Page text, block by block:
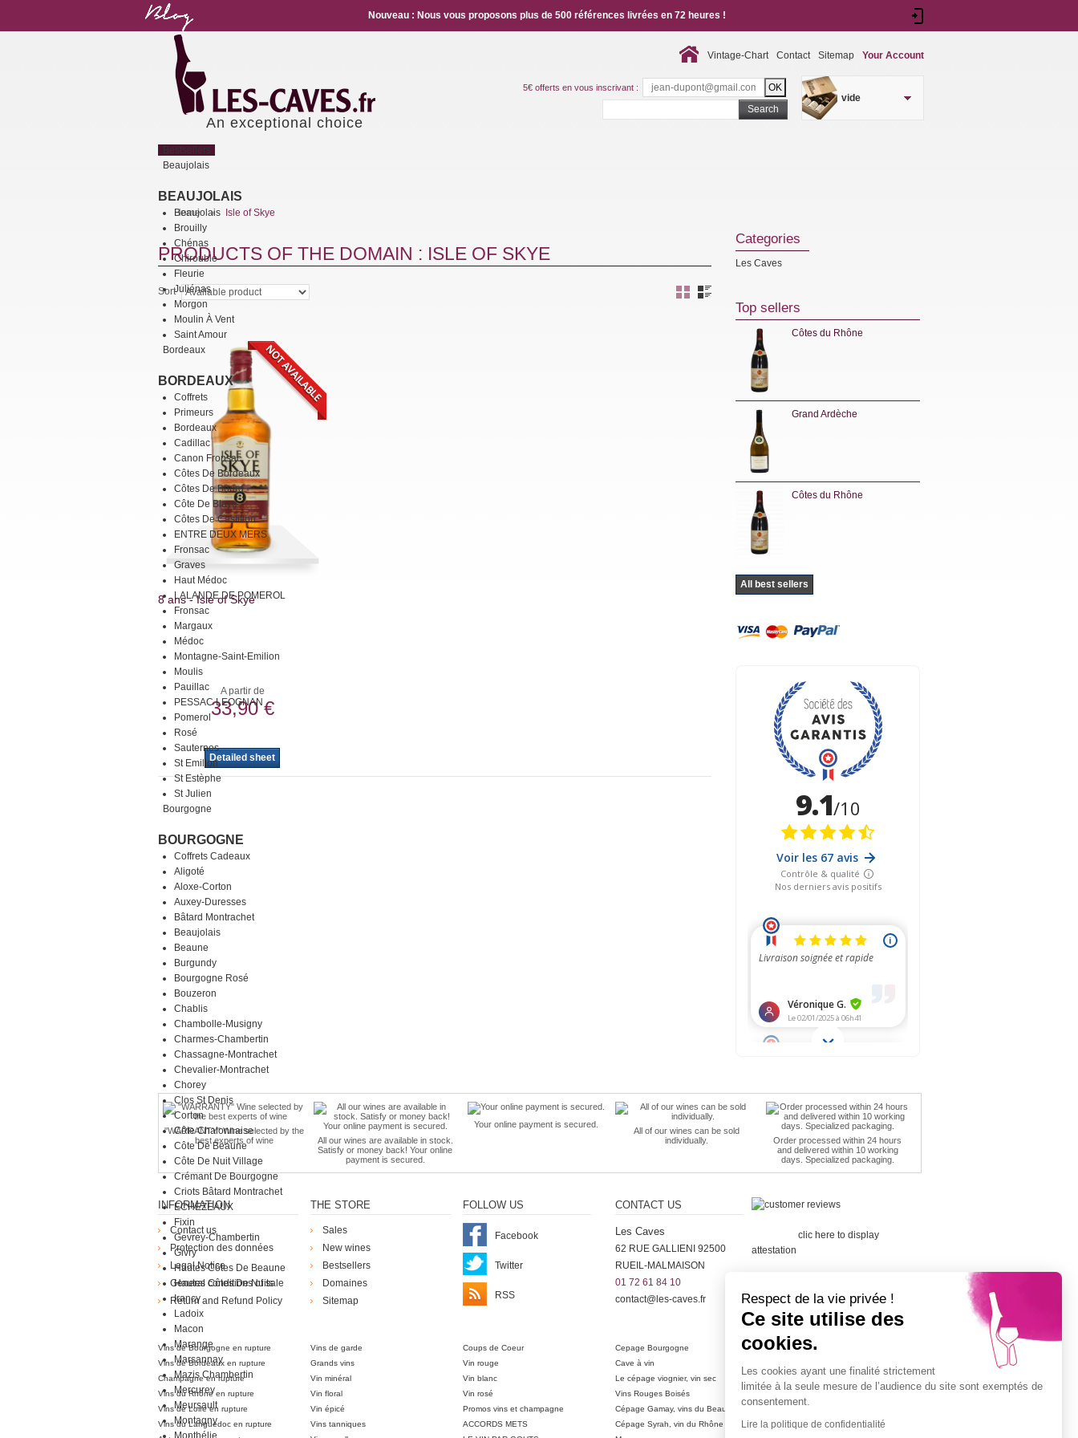
An exceptional choice
Bestsellers
Beaujolais
BEAUJOLAIS
Beaujolais
Brouilly
Chénas
Chirouble
Fleurie
Juliénas
Morgon
Moulin À Vent
Saint Amour
Bordeaux
BORDEAUX
Coffrets
Primeurs
Bordeaux
Cadillac
Canon Fronsac
Côtes De Bordeaux
Côtes De Bourg
Côte De Blaye
Côtes De Castillon
ENTRE DEUX MERS
Fronsac
Graves
Haut Médoc
LALANDE DE POMEROL
Fronsac
Margaux
Médoc
Montagne-Saint-Emilion
Moulis
Pauillac
PESSAC LEOGNAN
Pomerol
Rosé
Sauternes
St Emilion
St Estèphe
St Julien
Bourgogne
BOURGOGNE
Coffrets Cadeaux
Aligoté
Aloxe-Corton
Auxey-Duresses
Bâtard Montrachet
Beaujolais
Beaune
Burgundy
Bourgogne Rosé
Bouzeron
Chablis
Chambolle-Musigny
Charmes-Chambertin
Chassagne-Montrachet
Chevalier-Montrachet
Chorey
Clos St Denis
Corton
Côte Chalonnaise
Côte De Beaune
Côte De Nuit Village
Crémant De Bourgogne
Criots Bâtard Montrachet
ECHEZEAUX
Fixin
Gevrey-Chambertin
Givry
Hautes Côtes De Beaune
Hautes Côtes De Nuits
Irancy
Ladoix
Macon
Marange
Marsannay
Mazis Chambertin
Mercurey
Meursault
Montagny
Monthélie
vide
Vintage-Chart Contact Sitemap Your Account
Nouveau : Nous vous proposons plus de 500 références livrées en 72 heures !
Search
5€ offerts en vous inscrivant :
Home
Isle of Skye
PRODUCTS OF THE DOMAIN : ISLE OF SKYE
Sort
8 ans - Isle of Skye
A partir de
33,90 €
Detailed sheet
Categories
Les Caves
Top sellers
Côtes du Rhône
Grand Ardèche
Côtes du Rhône
All best sellers
"WARRANTY" Wine selected by the
best experts of wine
All our wines are available in stock.
Satisfy or money back! Your online
payment is secured.
Your online payment is secured.
All of our wines can be sold
individually.
Order processed within 24 hours
and delivered within 10 working
days. Specialized packaging.
INFORMATION
Contact us
Protection des données
Legal Notice
General conditions of sale
Return and Refund Policy
THE STORE
Sales
New wines
Bestsellers
Domaines
Sitemap
FOLLOW US
Facebook
Twitter
RSS
CONTACT US
Les Caves
62 RUE GALLIENI 92500
RUEIL-MALMAISON
01 72 61 84 10
contact@les-caves.fr
clic here to display
attestation
Vins de Bourgogne en rupture Vins de garde Coups de Coeur Cepage Bourgogne
Cépage Merlot
Vins de Bordeaux en rupture
Grands vins Vin rouge Cave à vin
Champagne en rupture
Vin minéral Vin blanc Le cépage viognier, vin sec
Cépage Sauvignon
Vins du Rhône en rupture
Vin floral Vin rosé Vins Rouges Boisés
Vins de Loire en rupture
Vin épicé Promos vins et champagne Cépage Gamay, vins du Beaujolais
Vins du Languedoc en rupture
Vins tanniques ACCORDS METS Cépage Syrah, vin du Rhône
Champagne petit prix
Respect de la vie privée !
Ce site utilise des
cookies.
Les cookies ayant une finalité strictement
limitée à la seule mesure de l’audience du site sont exemptés de
consentement.
Lire la politique de confidentialité